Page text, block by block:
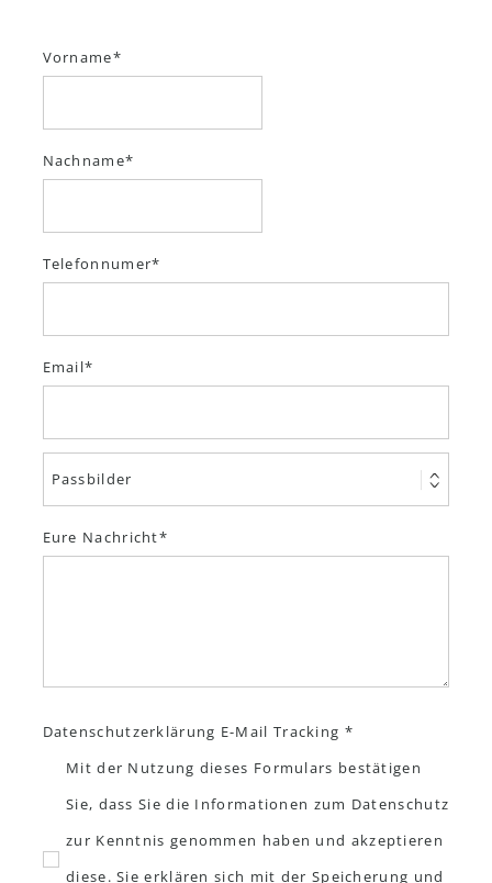
Vorname
Nachname
Telefonnumer
Email
Eure Nachricht
Datenschutzerklärung E-Mail Tracking *
Mit der Nutzung dieses Formulars bestätigen
Sie, dass Sie die Informationen zum Datenschutz
zur Kenntnis genommen haben und akzeptieren
diese. Sie erklären sich mit der Speicherung und